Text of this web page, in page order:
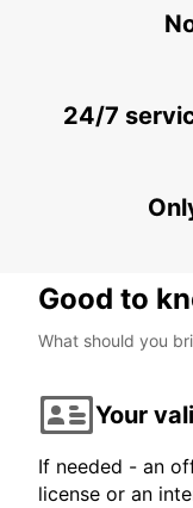
CHAUMONT -
24/7
Good to
What should you
Your
If needed - an
license or an